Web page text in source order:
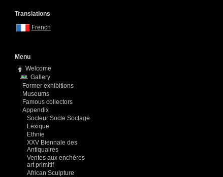
Translations
French
Menu
Welcome
Gallery
Former exhibitions
Museums
Famous collectors
Appendix
Socleur Socle Soclage
Lexique
Ethnie
XXV Biennale des
Antiquaires
Ventes aux enchères
art primitif
African Sculpture